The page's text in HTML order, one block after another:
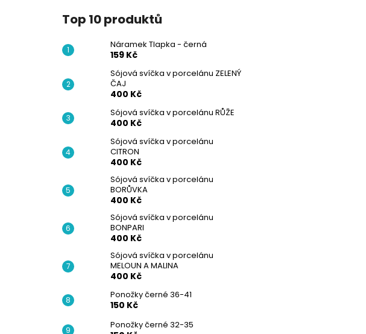
Top 10 produktů
Náramek Tlapka - černá
159 Kč
Sójová svíčka v porcelánu ZELENÝ
ČAJ
400 Kč
Sójová svíčka v porcelánu RŮŽE
400 Kč
Sójová svíčka v porcelánu
CITRON
400 Kč
Sójová svíčka v porcelánu
BORŮVKA
400 Kč
Sójová svíčka v porcelánu
BONPARI
400 Kč
Sójová svíčka v porcelánu
MELOUN A MALINA
400 Kč
Ponožky černé 36-41
150 Kč
Ponožky černé 32-35